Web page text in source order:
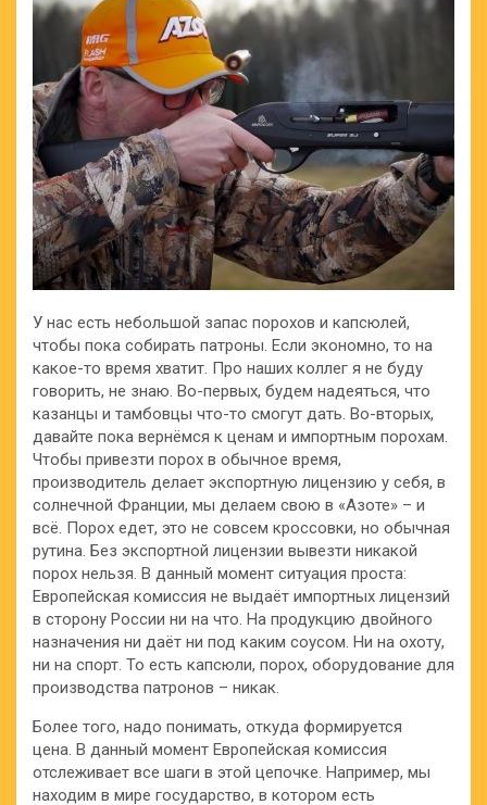
У нас есть небольшой запас порохов и капсюлей,
чтобы пока собирать патроны. Если экономно, то на
какое-то время хватит. Про наших коллег я не буду
говорить, не знаю. Во-первых, будем надеяться, что
казанцы и тамбовцы что-то смогут дать. Во-вторых,
давайте пока вернёмся к ценам и импортным порохам.
Чтобы привезти порох в обычное время,
производитель делает экспортную лицензию у себя, в
солнечной Франции, мы делаем свою в «Азоте» – и
всё. Порох едет, это не совсем кроссовки, но обычная
рутина. Без экспортной лицензии вывезти никакой
порох нельзя. В данный момент ситуация проста:
Европейская комиссия не выдаёт импортных лицензий
в сторону России ни на что. На продукцию двойного
назначения ни даёт ни под каким соусом. Ни на охоту,
ни на спорт. То есть капсюли, порох, оборудование для
производства патронов – никак.
Более того, надо понимать, откуда формируется
цена. В данный момент Европейская комиссия
отслеживает все шаги в этой цепочке. Например, мы
находим в мире государство, в котором есть